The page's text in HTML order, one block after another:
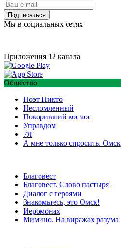
Подписаться
Мы в социальных сетях
Приложения 12 канала
Общество
Поэт Никто
Несломленный
Покоривший космос
Управдом
7Я
А мне только спросить. Омск
Благовест
Благовест. Слово пастыря
Диалог с героями
Знакомьтесь, это Омск!
Иеромонах
Мимино. На виражах разума